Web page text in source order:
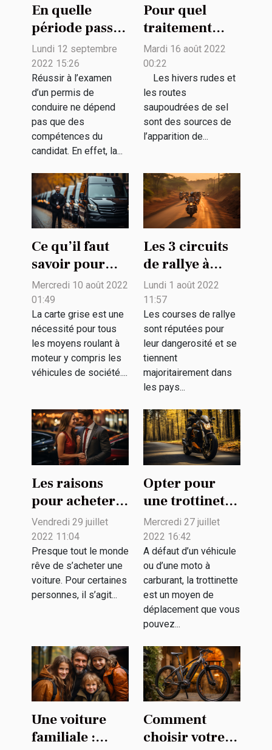
En quelle
période passer
le permis de
conduire pour
augmenter sa
chance de
réussir ?
Lundi 12 septembre
2022 15:26
Réussir à l’examen
d’un permis de
conduire ne dépend
pas que des
compétences du
candidat. En effet, la...
Pour quel
traitement
antirouille
pouvez-vous
opter ?
Mardi 16 août 2022
00:22
Les hivers rudes et
les routes
saupoudrées de sel
sont des sources de
l’apparition de...
Ce qu’il faut
savoir pour
établir une
carte grise au
nom d’un
véhicule
d’entreprise
Mercredi 10 août 2022
01:49
La carte grise est une
nécessité pour tous
les moyens roulant à
moteur y compris les
véhicules de société....
Les 3 circuits
de rallye à
moto les plus
populaires ?
Lundi 1 août 2022
11:57
Les courses de rallye
sont réputées pour
leur dangerosité et se
tiennent
majoritairement dans
les pays...
Les raisons
pour acheter
une voiture
d'occasion
Vendredi 29 juillet
2022 11:04
Presque tout le monde
rêve de s’acheter une
voiture. Pour certaines
personnes, il s’agit...
Opter pour
une trottinette
électrique :
quel intérêt ?
Mercredi 27 juillet
2022 16:42
A défaut d’un véhicule
ou d’une moto à
carburant, la trottinette
est un moyen de
déplacement que vous
pouvez...
Une voiture
familiale :
Comment
choisir votre